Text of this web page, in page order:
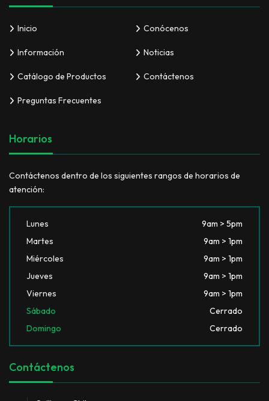
Inicio Conócenos
Información Noticias
Catálogo de Productos Contáctenos
Preguntas Frecuentes
Horarios
Contáctenos dentro de los siguientes rangos de horarios de
atención:
Lunes
9am > 5pm
Martes
9am > 1pm
Miércoles
9am > 1pm
Jueves
9am > 1pm
Viernes
9am > 1pm
Sábado
Cerrado
Domingo
Cerrado
Contáctenos